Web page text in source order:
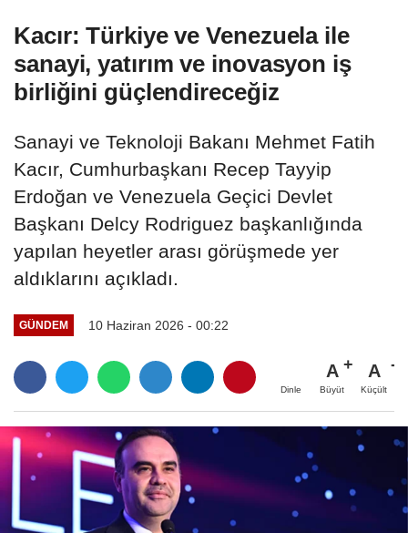
Kacır: Türkiye ve Venezuela ile
sanayi, yatırım ve inovasyon iş
birliğini güçlendireceğiz
Sanayi ve Teknoloji Bakanı Mehmet Fatih
Kacır, Cumhurbaşkanı Recep Tayyip
Erdoğan ve Venezuela Geçici Devlet
Başkanı Delcy Rodriguez başkanlığında
yapılan heyetler arası görüşmede yer
aldıklarını açıkladı.
GÜNDEM 10 Haziran 2026 - 00:22
Dinle
A
Büyüt
A
Küçült